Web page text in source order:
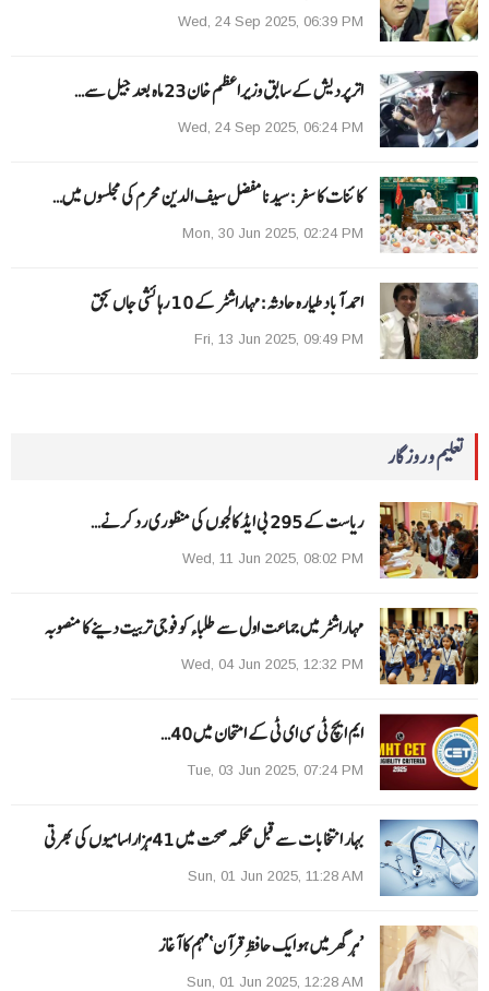
Wed, 24 Sep 2025, 06:39 PM
اترپردیش کے سابق وزیراعظم خان 23 ماہ بعد جیل سے…
Wed, 24 Sep 2025, 06:24 PM
کائنات کا سفر:سیدنا مفضل سیف الدین محرم کی مجلسوں میں…
Mon, 30 Jun 2025, 02:24 PM
احمد آباد طیارہ حادثہ :مہاراشٹر کے 10 رہائشی جاں بحق
Fri, 13 Jun 2025, 09:49 PM
تعلیم و روزگار
ریاست کے 295 بی ایڈ کالجوں کی منظوری رد کرنے…
Wed, 11 Jun 2025, 08:02 PM
مہاراشٹرمیں جماعت اول سے طلباءکو فوجی تربیت دینے کا منصوبہ
Wed, 04 Jun 2025, 12:32 PM
ایم ایچ ٹی سی ای ٹی کے امتحان میں 40…
Tue, 03 Jun 2025, 07:24 PM
بہار انتخابات سے قبل محکمہ صحت میں 41ہزاراسامیوں کی بھرتی
Sun, 01 Jun 2025, 11:28 AM
’ہر گھر میں ہوایک حافظِ قرآن‘مہم کا آغاز
Sun, 01 Jun 2025, 12:28 AM